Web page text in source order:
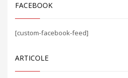
FACEBOOK
[custom-facebook-feed]
ARTICOLE